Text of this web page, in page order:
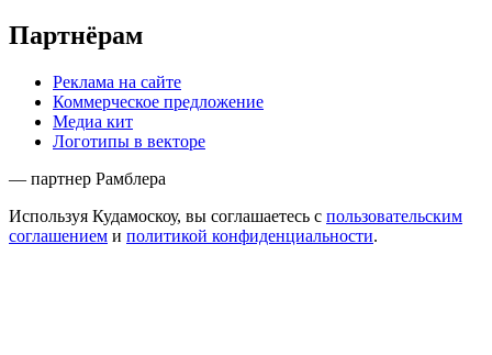
Партнёрам
Реклама на сайте
Коммерческое предложение
Медиа кит
Логотипы в векторе
— партнер Рамблера
Используя Кудамоскоу, вы соглашаетесь с пользовательским
соглашением и политикой конфиденциальности.